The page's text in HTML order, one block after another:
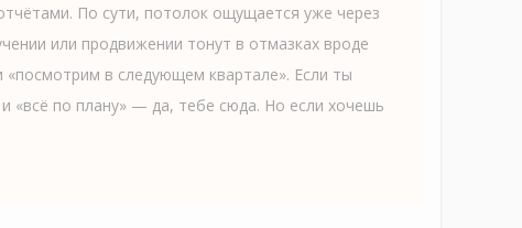
По сути, потолок ощущается уже через
или продвижении тонут в отмазках вроде
«посмотрим в следующем квартале». Если ты
«всё по плану» — да, тебе сюда. Но если хочешь